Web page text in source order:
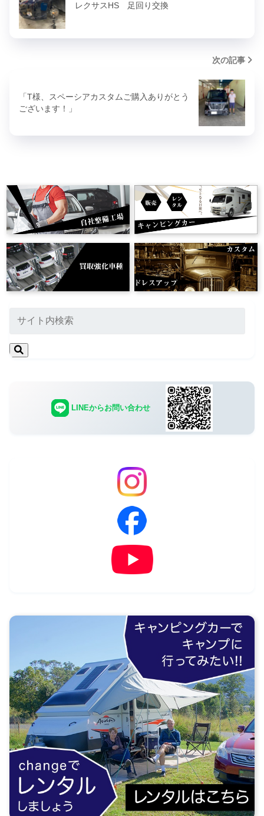
レクサスHS 足回り交換
次の記事
「T様、スペーシアカスタムご購入ありがとう
ございます！」
LINEからお問い合わせ